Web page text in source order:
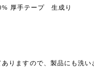
厚手テープ 生成り
りますので、製品にも洗い